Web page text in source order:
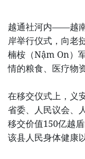
越通社河内——越
岸举行仪式，向老
楠桉（Nậm On）
情的粮食、医疗物资
在移交仪式上，义
省委、人民议会、
移交价值150亿越
该县人民身体健康